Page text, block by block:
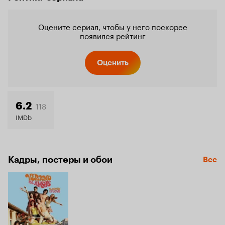
Оцените сериал, чтобы у него поскорее
появился рейтинг
Оценить
6.2 118
IMDb
Кадры, постеры и обои Все